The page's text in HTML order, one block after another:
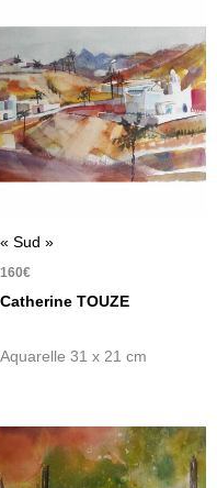
« Sud »
160€
Catherine TOUZE
Aquarelle 31 x 21 cm